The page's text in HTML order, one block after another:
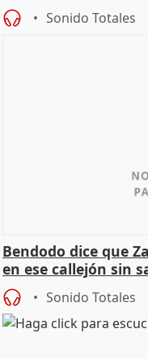
Sonido Totales
Bendodo dice que
en ese callejón sin
Sonido Totales